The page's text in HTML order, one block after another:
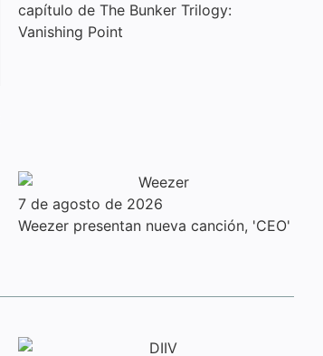
capítulo de The Bunker Trilogy:
Vanishing Point
7 de agosto de 2026
Weezer presentan nueva canción, 'CEO'